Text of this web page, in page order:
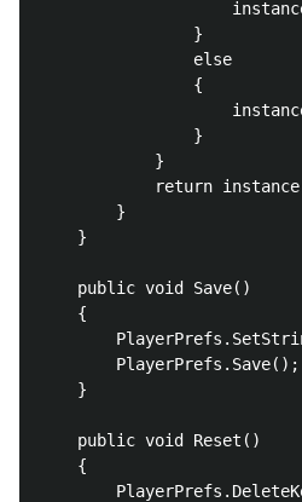
                }
                else
                {
                }
            }
return
        }
    }
    public void Save()
    {
        PlayerPrefs.Save();
    }
    public void Reset()
    {